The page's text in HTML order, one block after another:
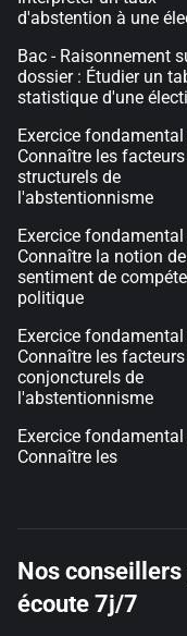
d'abstention à une
Bac - Raisonnement
dossier : Étudier un
statistique d'une
Exercice fondamental
Connaître les facteurs
structurels de
l'abstentionnisme
Exercice fondamental
Connaître la notion de
sentiment de
politique
Exercice fondamental
Connaître les facteurs
conjoncturels de
l'abstentionnisme
Exercice fondamental
Connaître les
Nos
écoute 7j/7